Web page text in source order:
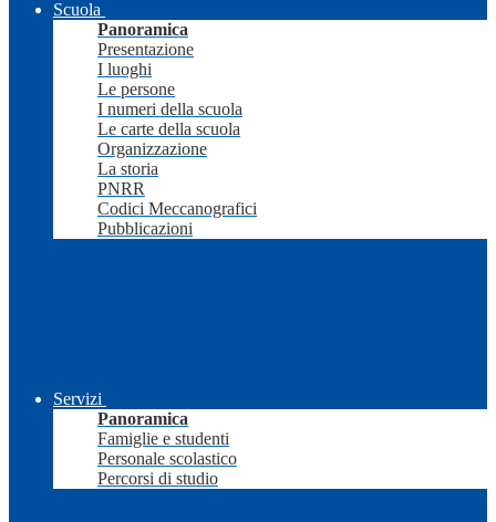
Scuola
Panoramica
Presentazione
I luoghi
Le persone
I numeri della scuola
Le carte della scuola
Organizzazione
La storia
PNRR
Codici Meccanografici
Pubblicazioni
Servizi
Panoramica
Famiglie e studenti
Personale scolastico
Percorsi di studio